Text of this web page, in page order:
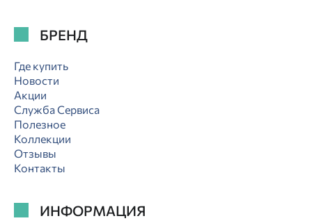
БРЕНД
Где купить
Новости
Акции
Служба Сервиса
Полезное
Коллекции
Отзывы
Контакты
ИНФОРМАЦИЯ